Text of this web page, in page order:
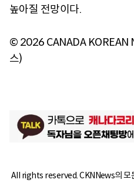
높아질 전망이다.
© 2026 CANADA KOREAN
스)
All rights reserved. CKNNews의 모